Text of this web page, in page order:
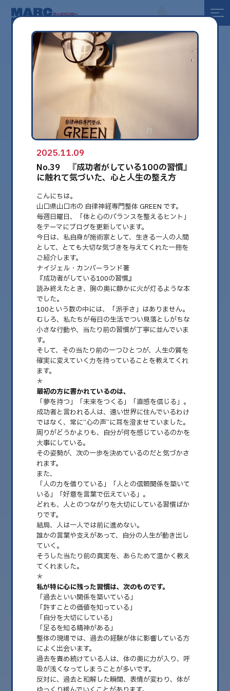
全て
美容
環境
globe
2025.11.09
No.39 『成功者がしている100の習慣』に触
れて気づいた、心と人生の整え方
こんにちは。 山口県山口市の 自律神経専門整体 GREEN です。 毎週日曜
日、「体と心のバランスを……
2026.08
2026.07
2026.06
2026.05
2026.04
2026.02
2026.01
2025.12
2025.11
2025.10
2025.11.09
No.39 『成功者がしている100の習慣』
に触れて気づいた、心と人生の整え方
こんにちは。
山口県山口市の 自律神経専門整体 GREEN です。
毎週日曜日、「体と心のバランスを整えるヒント」
をテーマにブログを更新しています。
今日は、私自身が施術家として、生きる一人の人間
として、とても大切な気づきを与えてくれた一冊を
ご紹介します。
ナイジェル・カンバーランド著
『成功者がしている100の習慣』
読み終えたとき、胸の奥に静かに火が灯るような本
でした。
100という数の中には、「派手さ」はありません。
むしろ、私たちが毎日の生活でつい見落としがちな
小さな行動や、当たり前の習慣が丁寧に並んでいま
す。
そして、その当たり前の一つひとつが、人生の質を
確実に変えていく力を持っていることを教えてくれ
ます。
＊
最初の方に書かれているのは、
「夢を持つ」「未来をつくる」「直感を信じる」。
成功者と言われる人は、遠い世界に住んでいるわけ
ではなく、常に“心の声”に耳を澄ませていました。
周りがどうかよりも、自分が何を感じているのかを
大事にしている。
その姿勢が、次の一歩を決めているのだと気づかさ
れます。
また、
「人の力を借りている」「人との信頼関係を築いて
いる」「好意を言葉で伝えている」。
どれも、人とのつながりを大切にしている習慣ばか
りです。
結局、人は一人では前に進めない。
誰かの言葉や支えがあって、自分の人生が動き出し
ていく。
そうした当たり前の真実を、あらためて温かく教え
てくれました。
＊
私が特に心に残った習慣は、次のものです。
「過去といい関係を築いている」
「許すことの価値を知っている」
「自分を大切にしている」
「足るを知る精神がある」
整体の現場では、過去の経験が体に影響している方
によく出会います。
過去を責め続けている人は、体の奥に力が入り、呼
吸が浅くなってしまうことが多いです。
反対に、過去と和解した瞬間、表情が変わり、体が